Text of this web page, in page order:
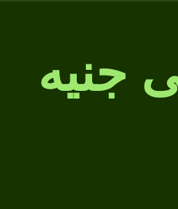
جنيه